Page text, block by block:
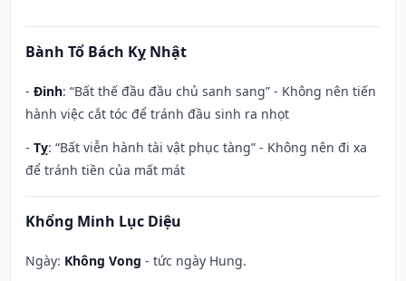
Bành Tổ Bách Kỵ Nhật
- Đinh: “Bất thế đầu đầu chủ sanh sang” - Không nên tiến
hành việc cắt tóc để tránh đầu sinh ra nhọt
- Tỵ: “Bất viễn hành tài vật phục tàng” - Không nên đi xa
để tránh tiền của mất mát
Khổng Minh Lục Diệu
Ngày: Không Vong - tức ngày Hung.